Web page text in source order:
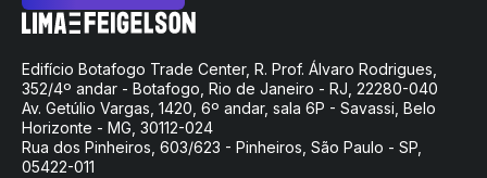
Edifício Botafogo Trade Center, R. Prof. Álvaro Rodrigues,
352/4º andar - Botafogo, Rio de Janeiro - RJ, 22280-040
Av. Getúlio Vargas, 1420, 6º andar, sala 6P - Savassi, Belo
Horizonte - MG, 30112-024
Rua dos Pinheiros, 603/623 - Pinheiros, São Paulo - SP,
05422-011